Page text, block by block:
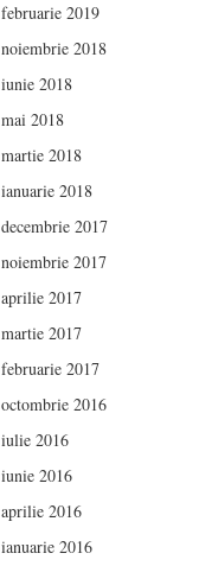
februarie 2019
noiembrie 2018
iunie 2018
mai 2018
martie 2018
ianuarie 2018
decembrie 2017
noiembrie 2017
aprilie 2017
martie 2017
februarie 2017
octombrie 2016
iulie 2016
iunie 2016
aprilie 2016
ianuarie 2016